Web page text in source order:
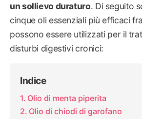
un sollievo duraturo. Di seguito
cinque oli essenziali più efficaci
possono essere utilizzati per il
disturbi digestivi cronici:
Indice
Olio di menta piperita
Olio di chiodi di garofano